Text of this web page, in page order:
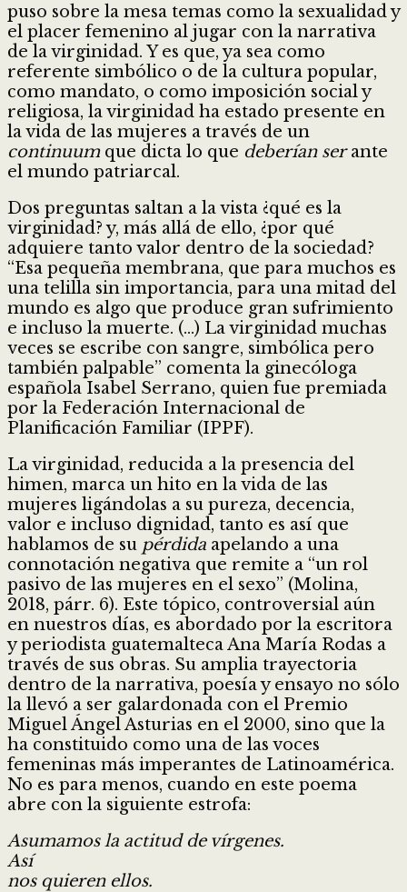
puso sobre la mesa temas como la sexualidad y
el placer femenino al jugar con la narrativa
de la virginidad. Y es que, ya sea como
referente simbólico o de la cultura popular,
como mandato, o como imposición social y
religiosa, la virginidad ha estado presente en
la vida de las mujeres a través de un
continuumque dicta lo que deberían serante
el mundo patriarcal.
Dos preguntas saltan a la vista ¿qué es la
virginidad? y, más allá de ello, ¿por qué
adquiere tanto valor dentro de la sociedad?
“Esa pequeña membrana, que para muchos es
una telilla sin importancia, para una mitad del
mundo es algo que produce gran sufrimiento
e incluso la muerte. (…) La virginidad muchas
veces se escribe con sangre, simbólica pero
también palpable” comenta la ginecóloga
española Isabel Serrano, quien fue premiada
por la Federación Internacional de
Planificación Familiar (IPPF).
La virginidad, reducida a la presencia del
himen, marca un hito en la vida de las
mujeres ligándolas a su pureza, decencia,
valor e incluso dignidad, tanto es así que
hablamos de su pérdida apelando a una
connotación negativa que remite a “un rol
pasivo de las mujeres en el sexo” (Molina,
2018, párr. 6). Este tópico, controversial aún
en nuestros días, es abordado por la escritora
y periodista guatemalteca Ana María Rodas a
través de sus obras. Su amplia trayectoria
dentro de la narrativa, poesía y ensayo no sólo
la llevó a ser galardonada con el Premio
Miguel Ángel Asturias en el 2000, sino que la
ha constituido como una de las voces
femeninas más imperantes de Latinoamérica.
No es para menos, cuando en este poema
abre con la siguiente estrofa:
Asumamos la actitud de vírgenes.
Así
nos quieren ellos.